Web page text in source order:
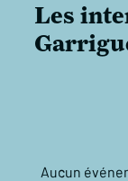
Les
Aucun